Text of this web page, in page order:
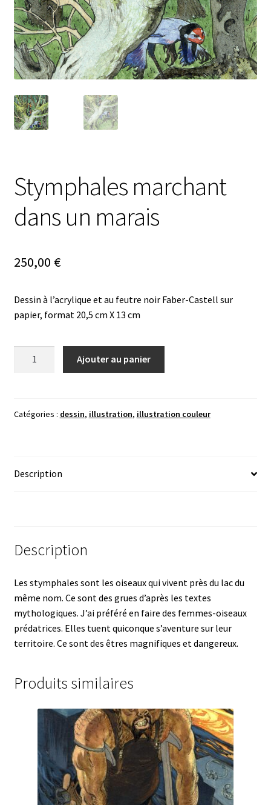
Stymphales marchant
dans un marais
250,00 €
Dessin à l’acrylique et au feutre noir Faber-Castell sur
papier, format 20,5 cm X 13 cm
dans
Ajouter au panier
Catégories : dessin, illustration, illustration couleur
Description
Description
Les stymphales sont les oiseaux qui vivent près du lac du
même nom. Ce sont des grues d’après les textes
mythologiques. J’ai préféré en faire des femmes-oiseaux
prédatrices. Elles tuent quiconque s’aventure sur leur
territoire. Ce sont des êtres magnifiques et dangereux.
Produits similaires